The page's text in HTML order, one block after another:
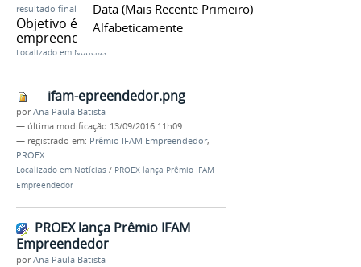
Data (mais Recente Primeiro)
Alfabeticamente
resultado final
homologação
Objetivo é estimular os alunos a
empreender e inovar
Localizado em Notícias
ifam-epreendedor.png
porAna Paula Batista
— última modificação 13/09/2016 11h09
— registrado em: Prêmio IFAM Empreendedor,
PROEX
Localizado em Notícias / PROEX lança Prêmio IFAM
Empreendedor
PROEX lança Prêmio IFAM
Empreendedor
porAna Paula Batista